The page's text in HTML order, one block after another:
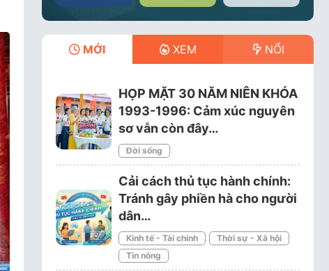
MỚI XEM NỔI
HỌP MẶT 30 NĂM NIÊN KHÓA
1993-1996: Cảm xúc nguyên
sơ vẫn còn đây…
Đời sống
Cải cách thủ tục hành chính:
Tránh gây phiền hà cho người
dân…
Kinh tế - Tài chính
Thời sự - Xã hội
Tin nóng